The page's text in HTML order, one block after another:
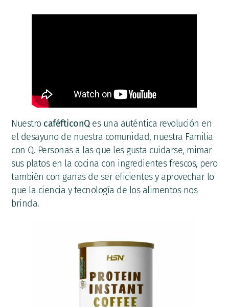
Nuestro caféfticonQes una auténtica revolución en
el desayuno de nuestra comunidad, nuestra Familia
con Q. Personas a las que les gusta cuidarse, mimar
sus platos en la cocina con ingredientes frescos, pero
también con ganas de ser eficientes y aprovechar lo
que la ciencia y tecnología de los alimentos nos
brinda.